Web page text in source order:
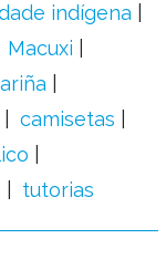
indígena
Macuxi
camisetas
tutorias